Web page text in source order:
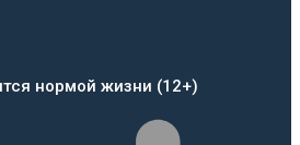
нормой жизни (12+)